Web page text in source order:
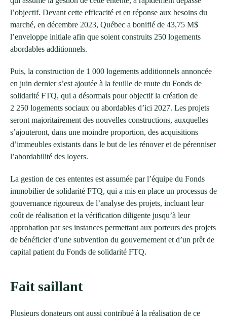
l’objectif. Devant cette efficacité et en réponse aux besoins du
marché, en décembre 2023, Québec a bonifié de 43,75 M$
l’enveloppe initiale afin que soient construits 250 logements
abordables additionnels.
Puis, la construction de 1 000 logements additionnels annoncée
en juin dernier s’est ajoutée à la feuille de route du Fonds de
solidarité FTQ, qui a désormais pour objectif la création de
2 250 logements sociaux ou abordables d’ici 2027. Les projets
seront majoritairement des nouvelles constructions, auxquelles
s’ajouteront, dans une moindre proportion, des acquisitions
d’immeubles existants dans le but de les rénover et de pérenniser
l’abordabilité des loyers.
La gestion de ces ententes est assumée par l’équipe du Fonds
immobilier de solidarité FTQ, qui a mis en place un processus de
gouvernance rigoureux de l’analyse des projets, incluant leur
coût de réalisation et la vérification diligente jusqu’à leur
approbation par ses instances permettant aux porteurs des projets
de bénéficier d’une subvention du gouvernement et d’un prêt de
capital patient du Fonds de solidarité FTQ.
Fait saillant
Plusieurs donateurs ont aussi contribué à la réalisation de ce